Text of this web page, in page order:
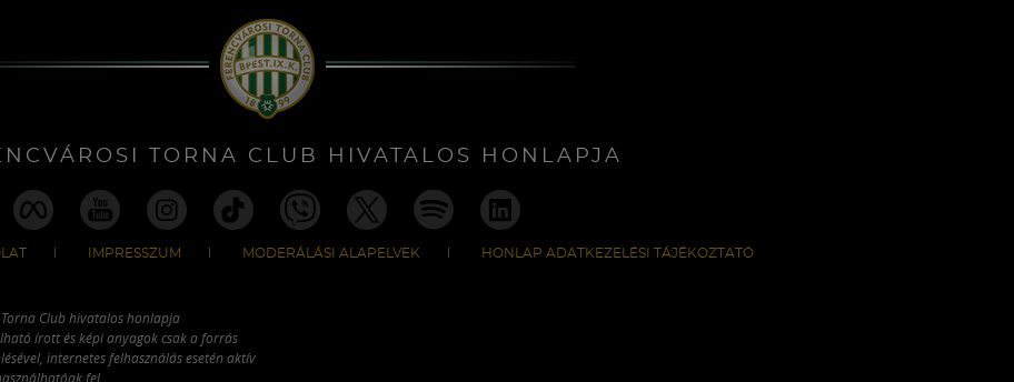
TORNA CLUB HIVATALOS HONLAPJA
IMPRESSZUM MODERÁLÁSI ALAPELVEK HONLAP ADATKEZELÉSI TÁJÉKOZTATÓ
Club hivatalos honlapja
írott és képi anyagok csak a forrás
internetes felhasználás esetén aktív
fel.